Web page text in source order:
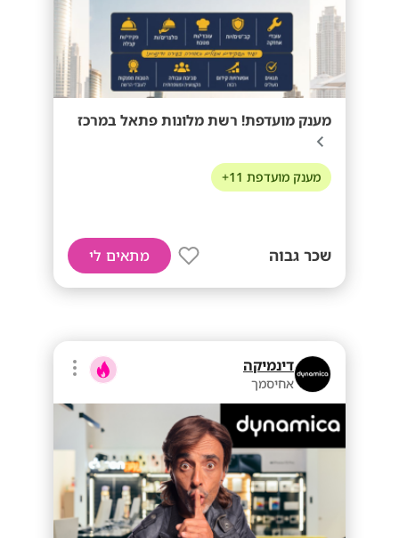
מענק מועדפת! רשת מלונות פתאל במרכז
מענק מועדפת 11+
שכר גבוה מתאים לי
דינמיקה
אחיסמך